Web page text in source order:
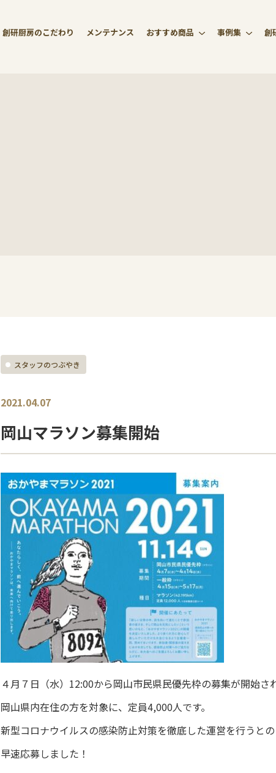
創研厨房のこだわり メンテナンス おすすめ商品 事例集 創
スタッフのつぶやき
2021.04.07
岡山マラソン募集開始
４月７日（水）12:00から岡山市民県民優先枠の募集が開始さ
岡山県内在住の方を対象に、定員4,000人です。
新型コロナウイルスの感染防止対策を徹底した運営を行うとの
早速応募しました！